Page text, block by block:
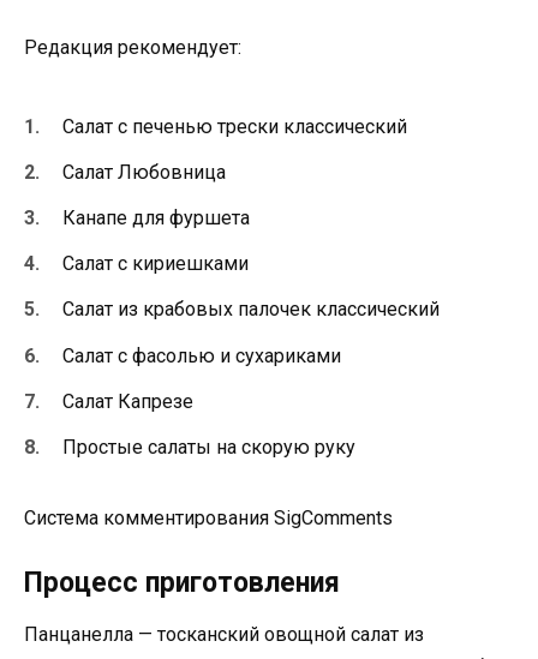
Редакция рекомендует:
Cалат с печенью трески классический
Салат Любовница
Канапе для фуршета
Салат с кириешками
Салат из крабовых палочек классический
Салат с фасолью и сухариками
Салат Капрезе
Простые салаты на скорую руку
Система комментирования SigComments
Процесс приготовления
Панцанелла — тосканский овощной салат из